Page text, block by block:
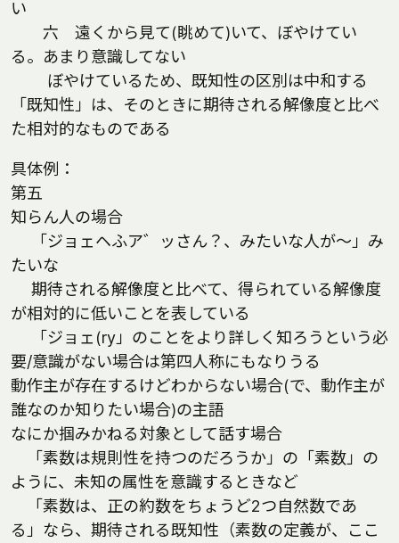
い
六 遠くから見て(眺めて)いて、ぼやけてい
る。あまり意識してない
ぼやけているため、既知性の区別は中和する
「既知性」は、そのときに期待される解像度と比べ
た相対的なものである
具体例：
第五
知らん人の場合
「ジョェヘふア゛ッさん？、みたいな人が〜」み
たいな
期待される解像度と比べて、得られている解像度
が相対的に低いことを表している
「ジョェ(ry」のことをより詳しく知ろうという必
要/意識がない場合は第四人称にもなりうる
動作主が存在するけどわからない場合(で、動作主が
誰なのか知りたい場合)の主語
なにか掴みかねる対象として話す場合
「素数は規則性を持つのだろうか」の「素数」の
ように、未知の属性を意識するときなど
「素数は、正の約数をちょうど2つ自然数であ
る」なら、期待される既知性（素数の定義が、ここ